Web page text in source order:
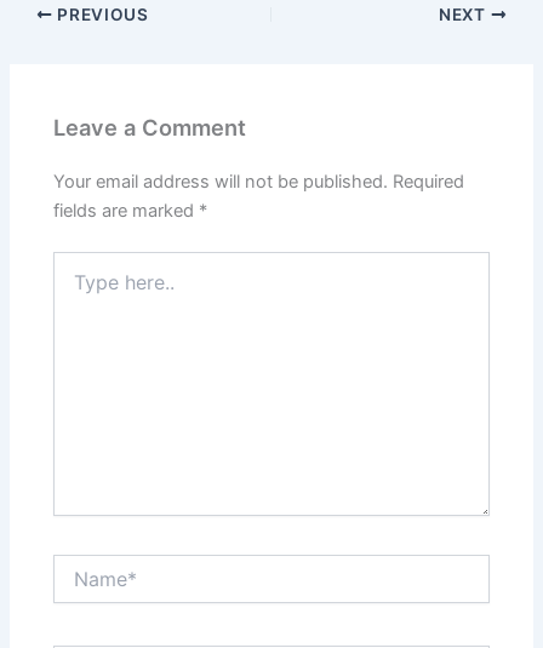
PREVIOUS NEXT
Leave a Comment
Your email address will not be published. Required
fields are marked *
here..